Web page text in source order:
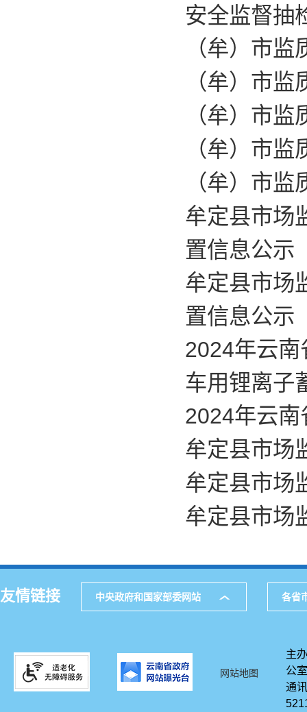
安全监督抽
（牟）市
（牟）市
（牟）市
（牟）市
（牟）市
牟定县市场
置信息公示
牟定县市场
置信息公示
2024年云
车用锂离子
2024年云
牟定县市场
牟定县市场
牟定县市场
友情链接 中央政府和国家部委网站 各省
网站地图
主
公室
通